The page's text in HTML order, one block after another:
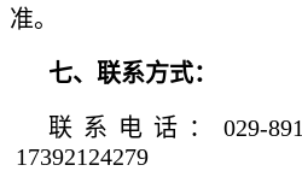
准。
七、联系方式：
联系电话：029-
17392124279